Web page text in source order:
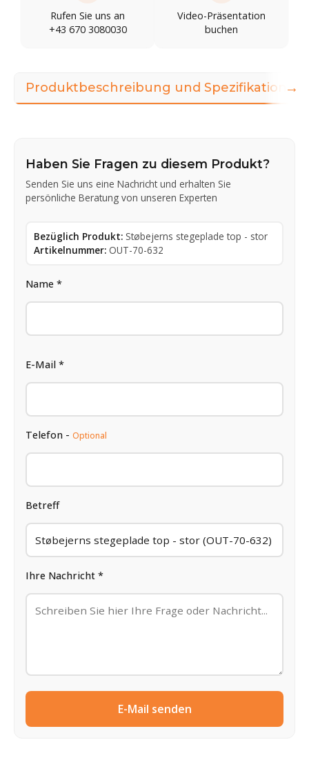
Rufen Sie uns an
+43 670 3080030
Video-Präsentation
buchen
Produktbeschreibung und Spezifikationen
Haben Sie Fragen zu diesem Produkt?
Senden Sie uns eine Nachricht und erhalten Sie
persönliche Beratung von unseren Experten
Bezüglich Produkt: Støbejerns stegeplade top - stor
Artikelnummer: OUT-70-632
Name *
E-Mail *
Telefon - Optional
Betreff
Ihre Nachricht *
E-Mail senden
→